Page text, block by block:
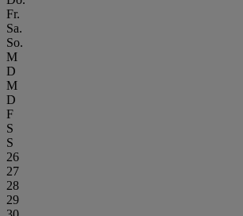
Fr.
Sa.
So.
M
D
M
D
F
S
S
26
27
28
29